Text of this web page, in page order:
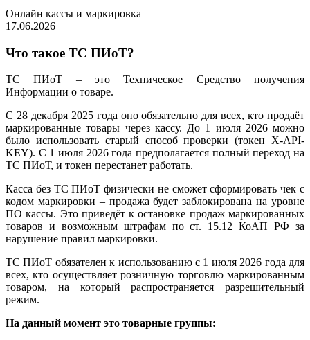
Онлайн кассы и маркировка
17.06.2026
Что такое ТС ПИоТ?
ТС ПИоТ – это Техническое Средство получения
Информации о товаре.
С 28 декабря 2025 года оно обязательно для всех, кто продаёт
маркированные товары через кассу. До 1 июля 2026 можно
было использовать старый способ проверки (токен X-API-
KEY). С 1 июля 2026 года предполагается полный переход на
ТС ПИоТ, и токен перестанет работать.
Касса без ТС ПИоТ физически не сможет сформировать чек с
кодом маркировки – продажа будет заблокирована на уровне
ПО кассы. Это приведёт к остановке продаж маркированных
товаров и возможным штрафам по ст. 15.12 КоАП РФ за
нарушение правил маркировки.
ТС ПИоТ обязателен к использованию с 1 июля 2026 года для
всех, кто осуществляет розничную торговлю маркированным
товаром, на который распространяется разрешительный
режим.
На данный момент это товарные группы: